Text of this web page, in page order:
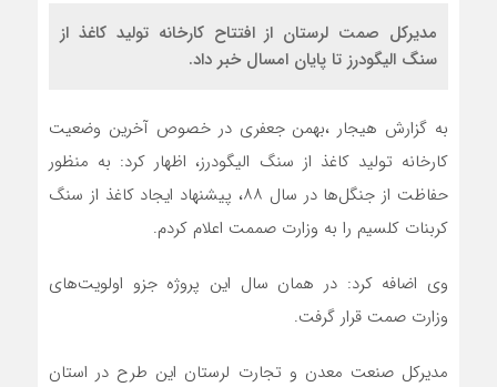
مدیرکل صمت لرستان از افتتاح کارخانه تولید کاغذ از
سنگ الیگودرز تا پایان امسال خبر داد.
به گزارش هیجار ،بهمن جعفری در خصوص آخرین وضعیت
کارخانه تولید کاغذ از سنگ الیگودرز، اظهار کرد: به منظور
حفاظت از جنگل‌ها در سال ۸۸، پیشنهاد ایجاد کاغذ از سنگ
کربنات کلسیم را به وزارت صممت اعلام کردم.
وی اضافه کرد: در همان سال این پروژه جزو اولویت‌های
وزارت صمت قرار گرفت.
مدیرکل صنعت معدن و تجارت لرستان این طرح در استان